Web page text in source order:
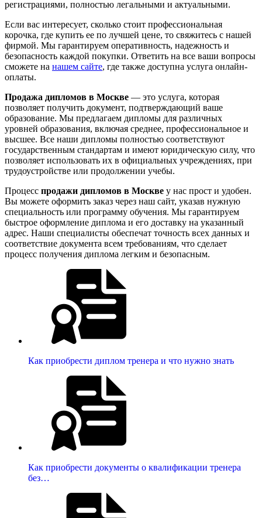
регистрациями, полностью легальными и актуальными.
Если вас интересует, сколько стоит профессиональная
корочка, где купить ее по лучшей цене, то свяжитесь с нашей
фирмой. Мы гарантируем оперативность, надежность и
безопасность каждой покупки. Ответить на все ваши вопросы
сможете на нашем сайте, где также доступна услуга онлайн-
оплаты.
Продажа дипломов в Москве — это услуга, которая
позволяет получить документ, подтверждающий ваше
образование. Мы предлагаем дипломы для различных
уровней образования, включая среднее, профессиональное и
высшее. Все наши дипломы полностью соответствуют
государственным стандартам и имеют юридическую силу, что
позволяет использовать их в официальных учреждениях, при
трудоустройстве или продолжении учебы.
Процесс продажи дипломов в Москве у нас прост и удобен.
Вы можете оформить заказ через наш сайт, указав нужную
специальность или программу обучения. Мы гарантируем
быстрое оформление диплома и его доставку на указанный
адрес. Наши специалисты обеспечат точность всех данных и
соответствие документа всем требованиям, что сделает
процесс получения диплома легким и безопасным.
Как приобрести диплом тренера и что нужно знать
Как приобрести документы о квалификации тренера
без…